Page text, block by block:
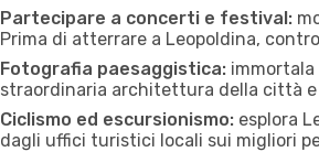
Partecipare a concerti e festival:
Prima di atterrare a Leopoldina,
Fotografia paesaggistica:
straordinaria architettura della città e
Ciclismo ed escursionismo: esplora
dagli uffici turistici locali sui migliori